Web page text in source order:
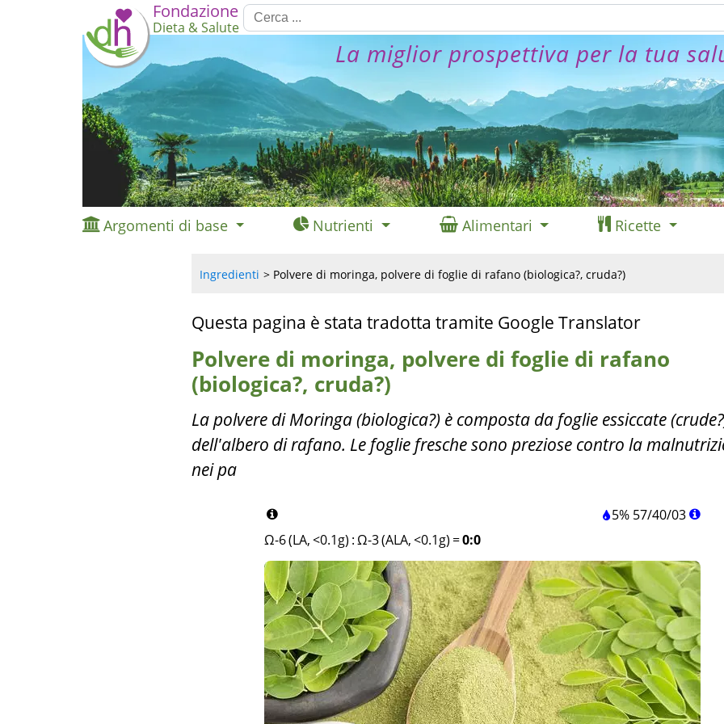
Fondazione
Dieta & Salute
La miglior prospettiva per la tua
Argomenti di base Nutrienti Alimentari Ricette
Ingredienti Polvere di moringa, polvere di foglie di rafano (biologica?, cruda?)
Questa pagina è stata tradotta tramite Google Translator
Polvere di moringa, polvere di foglie di rafano
(biologica?, cruda?)
La polvere di Moringa (biologica?) è composta da foglie essiccate
dell'albero di rafano. Le foglie fresche sono preziose contro la
nei pa
5% 57/40/03
Ω-6 (LA, <0.1g) :Ω-3 (ALA, <0.1g) =0:0